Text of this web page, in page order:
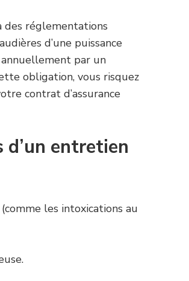
des réglementations
d’une puissance
par un
obligation, vous risquez
contrat d’assurance
entretien
les intoxications au